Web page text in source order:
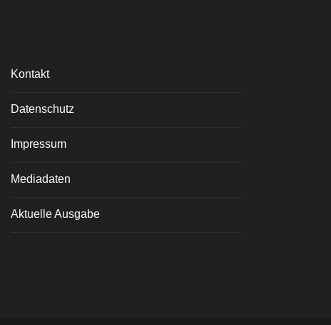
Kontakt
Datenschutz
Impressum
Mediadaten
Aktuelle Ausgabe